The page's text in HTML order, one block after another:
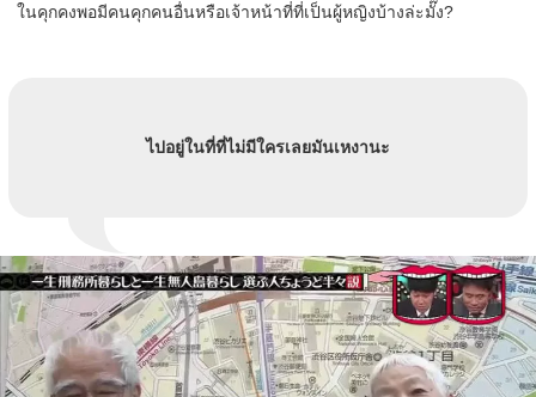
ในคุกคงพอมีคนคุกคนอื่นหรือเจ้าหน้าที่ที่เป็นผู้หญิงบ้างล่ะมั๊ง?
ไปอยู่ในที่ที่ไม่มีใครเลยมันเหงานะ